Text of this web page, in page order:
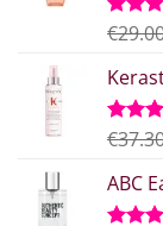
από 5
€
από 5
€
ABC